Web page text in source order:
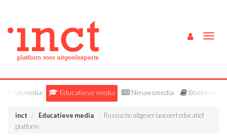
Vakmedia Educatieve media Nieuwsmedia Boekhandel
inct Educatieve media
Russische uitgever lanceert educatief
platform